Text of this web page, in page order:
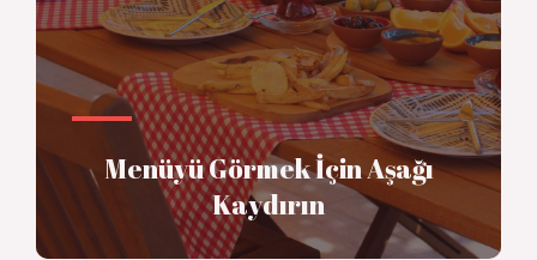
Menüyü Görmek İçin Aşağı
Kaydırın